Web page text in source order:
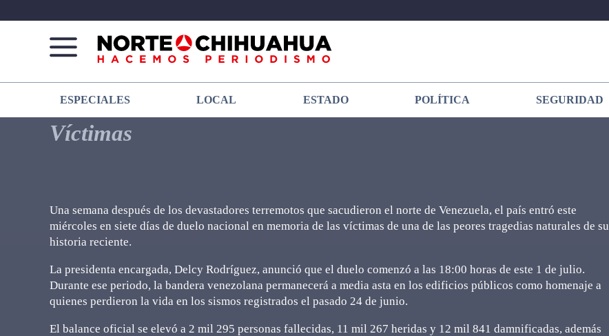
Norte
De
Chihuahua
Más
que
noticias,
hacemos periodismo
ESPECIALES LOCAL ESTADO POLÍTICA SEGURIDAD
Víctimas
Una semana después de los devastadores terremotos que sacudieron el norte de Venezuela, el país entró este
miércoles en siete días de duelo nacional en memoria de las víctimas de una de las peores tragedias naturales de su
historia reciente.
La presidenta encargada, Delcy Rodríguez, anunció que el duelo comenzó a las 18:00 horas de este 1 de julio.
Durante ese periodo, la bandera venezolana permanecerá a media asta en los edificios públicos como homenaje a
quienes perdieron la vida en los sismos registrados el pasado 24 de junio.
El balance oficial se elevó a 2 mil 295 personas fallecidas, 11 mil 267 heridas y 12 mil 841 damnificadas, además